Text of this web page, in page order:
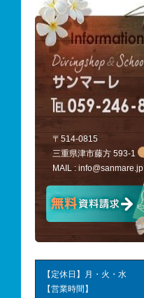
〒514-0815
三重県津市藤方 593-1
MAIL : info@sanmare.jp
【定休日】月・火・水
【営業時間】